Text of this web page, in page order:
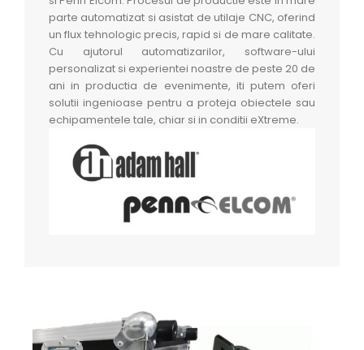
parte automatizat si asistat de utilaje CNC, oferind
un flux tehnologic precis, rapid si de mare calitate.
Cu ajutorul automatizarilor, software-ului
personalizat si experientei noastre de peste 20 de
ani in productia de evenimente, iti putem oferi
solutii ingenioase pentru a proteja obiectele sau
echipamentele tale, chiar si in conditii eXtreme.